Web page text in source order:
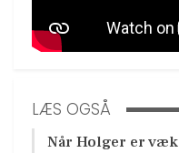
LÆS OGSÅ
Når Holger er væk